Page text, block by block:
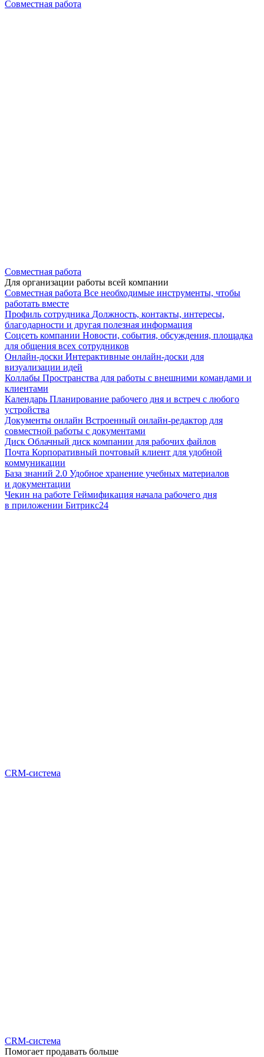
Совместная работа
Совместная работа
Для организации работы всей компании
Совместная работа Все необходимые инструменты, чтобы
работать вместе
Профиль сотрудника Должность, контакты, интересы,
благодарности и другая полезная информация
Соцсеть компании Новости, события, обсуждения, площадка
для общения всех сотрудников
Онлайн-доски Интерактивные онлайн-доски для
визуализации идей
Коллабы Пространства для работы с внешними командами и
клиентами
Календарь Планирование рабочего дня и встреч с любого
устройства
Документы онлайн Встроенный онлайн-редактор для
совместной работы с документами
Диск Облачный диск компании для рабочих файлов
Почта Корпоративный почтовый клиент для удобной
коммуникации
База знаний 2.0 Удобное хранение учебных материалов
и документации
Чекин на работе Геймификация начала рабочего дня
в приложении Битрикс24
CRM-система
CRM-система
Помогает продавать больше